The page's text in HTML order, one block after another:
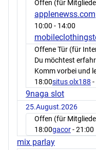
Offen (für
applenewss.com
10:00 - 14:00
Offene Tür (für
Du möchtest
Komm vorbei und
18:00situs olx188 -
9naga slot
25.August.2026
Offen (für
18:00gacor- 21:00
mix parlay